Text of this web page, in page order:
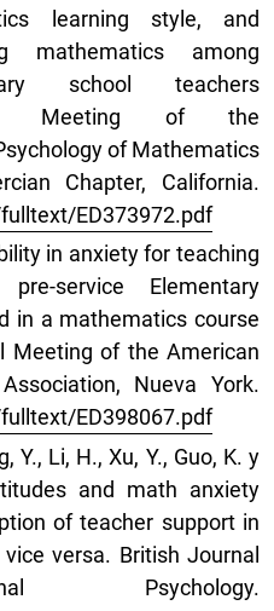
learning style, and
mathematics among
school teachers
Meeting of the
of Mathematics
Chapter, California.
ED373972.pdf
in anxiety for teaching
service Elementary
in a mathematics course
Meeting of the American
Nueva York.
ED398067.pdf
Y., Li, H., Xu, Y., Guo, K. y
and math anxiety
of teacher support in
versa. British Journal
Psychology.